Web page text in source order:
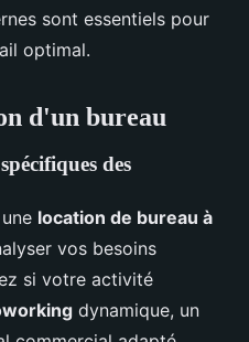
sont essentiels pour
optimal.
d'un bureau
des
location de bureau à
vos besoins
si votre activité
dynamique, un